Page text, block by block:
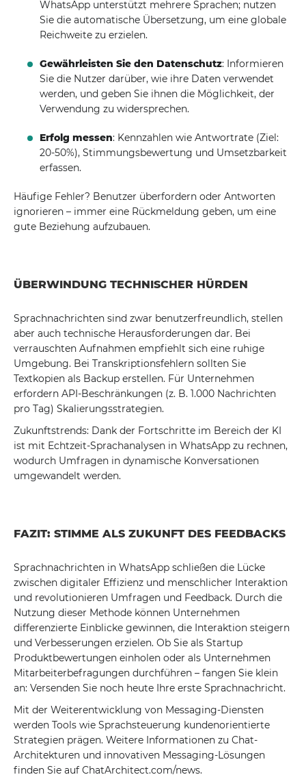
WhatsApp unterstützt mehrere Sprachen; nutzen
Sie die automatische Übersetzung, um eine globale
Reichweite zu erzielen.
Gewährleisten Sie den Datenschutz: Informieren
Sie die Nutzer darüber, wie ihre Daten verwendet
werden, und geben Sie ihnen die Möglichkeit, der
Verwendung zu widersprechen.
Erfolg messen: Kennzahlen wie Antwortrate (Ziel:
20-50%), Stimmungsbewertung und Umsetzbarkeit
erfassen.
Häufige Fehler? Benutzer überfordern oder Antworten
ignorieren – immer eine Rückmeldung geben, um eine
gute Beziehung aufzubauen.
ÜBERWINDUNG TECHNISCHER HÜRDEN
Sprachnachrichten sind zwar benutzerfreundlich, stellen
aber auch technische Herausforderungen dar. Bei
verrauschten Aufnahmen empfiehlt sich eine ruhige
Umgebung. Bei Transkriptionsfehlern sollten Sie
Textkopien als Backup erstellen. Für Unternehmen
erfordern API-Beschränkungen (z. B. 1.000 Nachrichten
pro Tag) Skalierungsstrategien.
Zukunftstrends: Dank der Fortschritte im Bereich der KI
ist mit Echtzeit-Sprachanalysen in WhatsApp zu rechnen,
wodurch Umfragen in dynamische Konversationen
umgewandelt werden.
FAZIT: STIMME ALS ZUKUNFT DES FEEDBACKS
Sprachnachrichten in WhatsApp schließen die Lücke
zwischen digitaler Effizienz und menschlicher Interaktion
und revolutionieren Umfragen und Feedback. Durch die
Nutzung dieser Methode können Unternehmen
differenzierte Einblicke gewinnen, die Interaktion steigern
und Verbesserungen erzielen. Ob Sie als Startup
Produktbewertungen einholen oder als Unternehmen
Mitarbeiterbefragungen durchführen – fangen Sie klein
an: Versenden Sie noch heute Ihre erste Sprachnachricht.
Mit der Weiterentwicklung von Messaging-Diensten
werden Tools wie Sprachsteuerung kundenorientierte
Strategien prägen. Weitere Informationen zu Chat-
Architekturen und innovativen Messaging-Lösungen
finden Sie auf ChatArchitect.com/news.